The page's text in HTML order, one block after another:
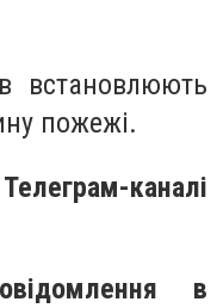
встановлюють
пожежі.
каналі
в